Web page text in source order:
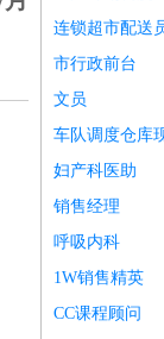
连锁超市配送
市行政前台
文员
车队调度仓库
妇产科医助
销售经理
呼吸内科
1W销售精英
CC课程顾问